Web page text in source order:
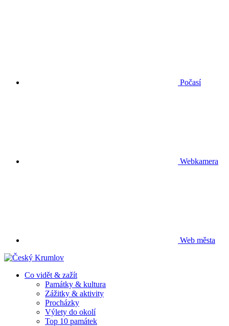
Počasí
Webkamera
Web města
Co vidět & zažít
Památky & kultura
Zážitky & aktivity
Procházky
Výlety do okolí
Top 10 památek